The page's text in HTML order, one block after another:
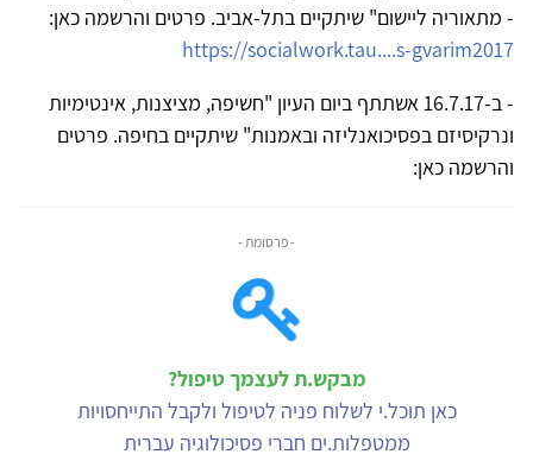
- מתאוריה ליישום" שיתקיים בתל-אביב. פרטים והרשמה כאן:
https://socialwork.tau....s-gvarim2017
- ב-16.7.17 אשתתף ביום העיון "חשיפה, מציצנות, אינטימיות
ונרקיסיזם בפסיכואנליזה ובאמנות" שיתקיים בחיפה. פרטים
והרשמה כאן:
- פרסומת -
מבקש.ת לעצמך טיפול?
כאן תוכל.י לשלוח פניה לטיפול ולקבל התייחסויות
ממטפלות.ים חברי פסיכולוגיה עברית